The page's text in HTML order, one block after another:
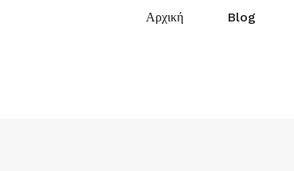
Αρχική Blog